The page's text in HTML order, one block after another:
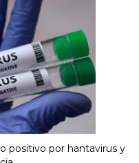
positivo por hantavirus y